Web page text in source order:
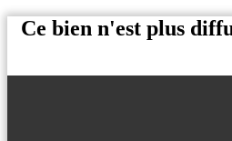
Ce bien n'est plus